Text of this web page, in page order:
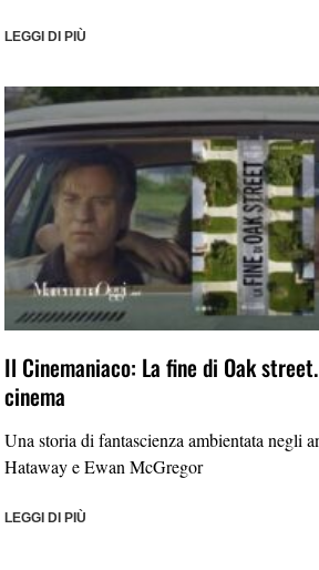
LEGGI DI PIÙ
Il Cinemaniaco: La fine di Oak
cinema
Una storia di fantascienza ambientata negli
Hataway e Ewan McGregor
LEGGI DI PIÙ